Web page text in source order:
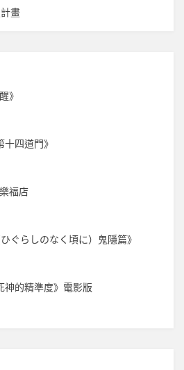
畫
》
四道門》
福店
ぐらしのなく頃に）鬼隱篇》
的精準度》電影版